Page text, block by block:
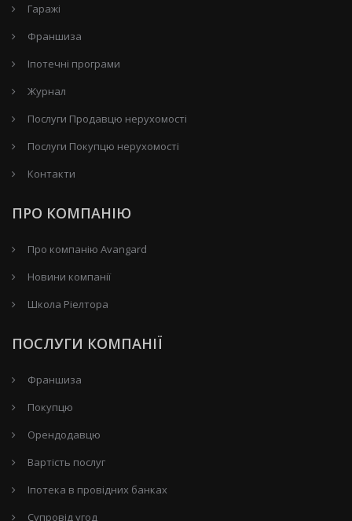
Гаражі
Франшиза
Іпотечні програми
Журнал
Послуги Продавцю нерухомості
Послуги Покупцю нерухомості
Контакти
ПРО КОМПАНІЮ
Про компанію Avangard
Новини компанії
Школа Ріелтора
ПОСЛУГИ КОМПАНІЇ
Франшиза
Покупцю
Орендодавцю
Вартість послуг
Іпотека в провідних банках
Супровід угод